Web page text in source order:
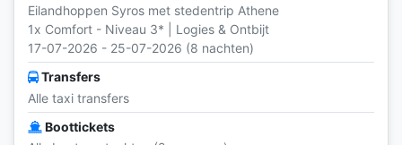
Eilandhoppen Syros met stedentrip Athene
1x Comfort - Niveau 3* | Logies & Ontbijt
17-07-2026 - 25-07-2026 (8 nachten)
Transfers
Alle taxi transfers
Boottickets